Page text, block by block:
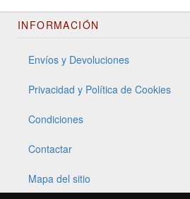
INFORMACIÓN
Envíos y Devoluciones
Privacidad y Política de Cookies
Condiciones
Contactar
Mapa del sitio